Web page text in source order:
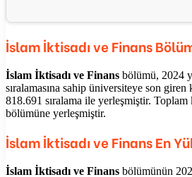
İslam İktisadı ve Finans
İslam İktisadı ve Finans bölümü, 2024
sıralamasına sahip üniversiteye son
818.691 sıralama ile yerleşmiştir.
bölümüne yerleşmiştir.
İslam İktisadı ve Finans En
İslam İktisadı ve Finans bölümünün